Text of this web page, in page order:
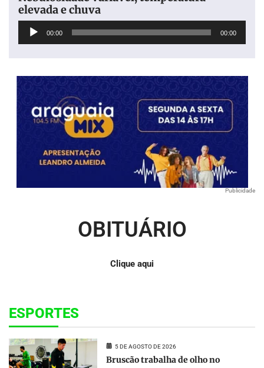
elevada e chuva
Tocador
00:00 00:00
Publicidade
OBITUÁRIO
Clique aqui
ESPORTES
5 DE AGOSTO DE 2026
Bruscão trabalha de olho no